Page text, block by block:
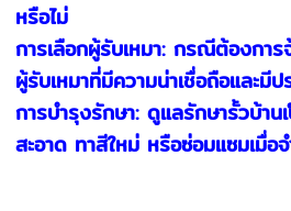
หรือไม่
การเลือกผู้รับเหมา: กรณีต้องการ
ผู้รับเหมาที่มีความน่าเชื่อถือและมี
การบำรุงรักษา: ดูแลรักษารั้วบ้าน
สะอาด ทาสีใหม่ หรือซ่อมแซมเมื่อจ